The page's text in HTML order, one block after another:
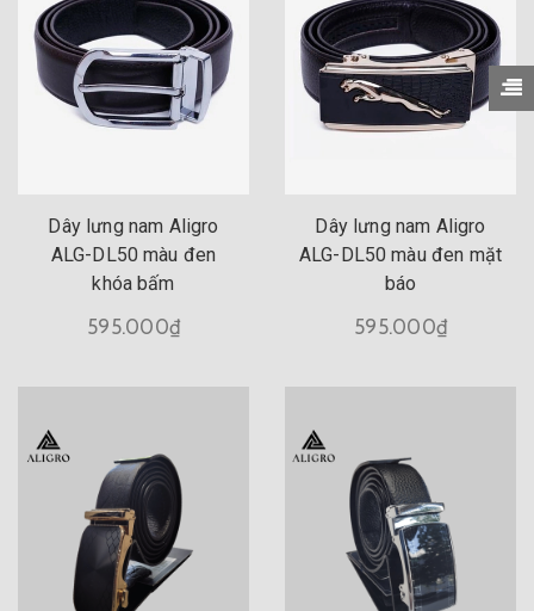
Dây lưng nam Aligro
ALG-DL50 màu đen
khóa bấm
595.000₫
Dây lưng nam Aligro
ALG-DL50 màu đen mặt
báo
595.000₫